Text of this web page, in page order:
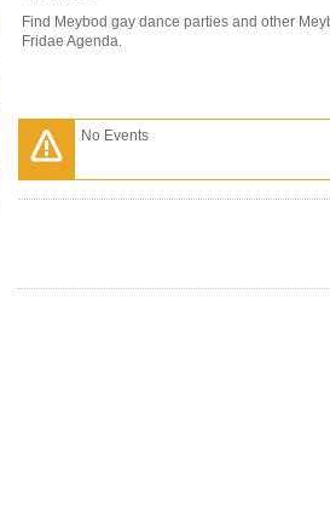
Find Meybod gay dance parties and other
Fridae Agenda.
No Events